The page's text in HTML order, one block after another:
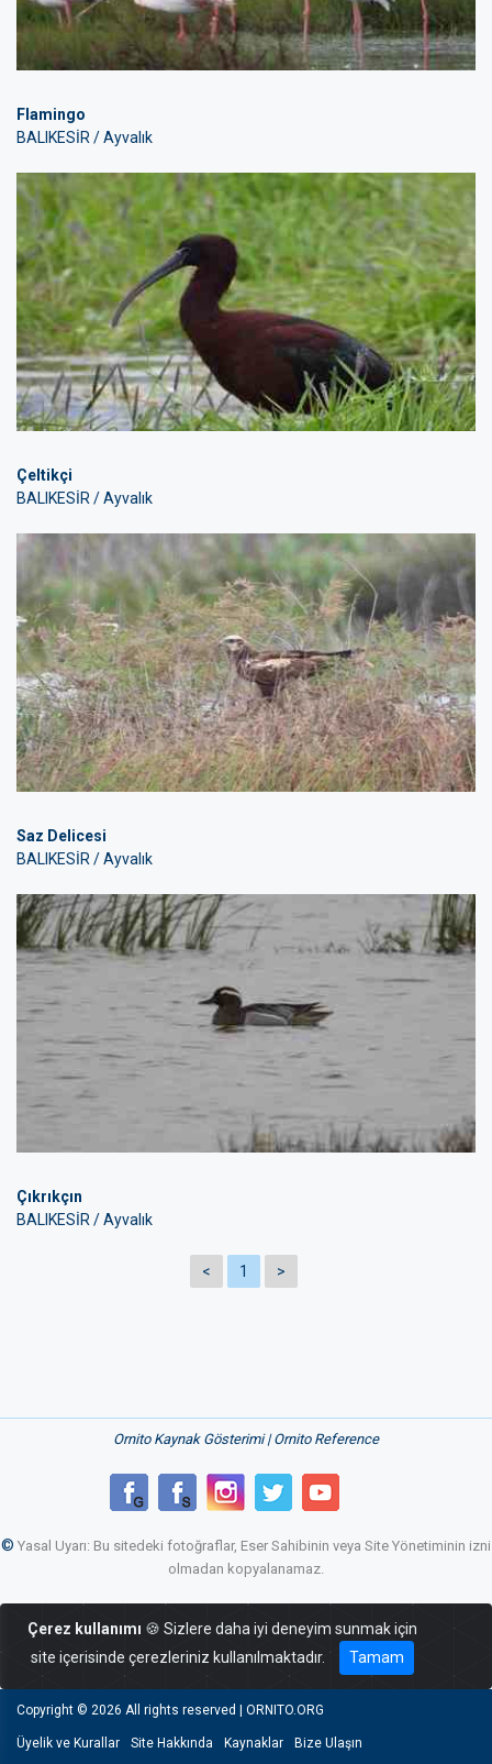
Flamingo
BALIKESİR / Ayvalık
Çeltikçi
BALIKESİR / Ayvalık
Saz Delicesi
BALIKESİR / Ayvalık
Çıkrıkçın
BALIKESİR / Ayvalık
< 1 >
Ornito Kaynak Gösterimi | Ornito Reference
© Yasal Uyarı: Bu sitedeki fotoğraflar, Eser Sahibinin veya Site Yönetiminin izni
olmadan kopyalanamaz.
Çerez kullanımı 🍪 Sizlere daha iyi deneyim sunmak için
site içerisinde çerezleriniz kullanılmaktadır.
Tamam
Copyright © 2026 All rights reserved | ORNITO.ORG
Üyelik ve Kurallar Site Hakkında Kaynaklar Bize Ulaşın